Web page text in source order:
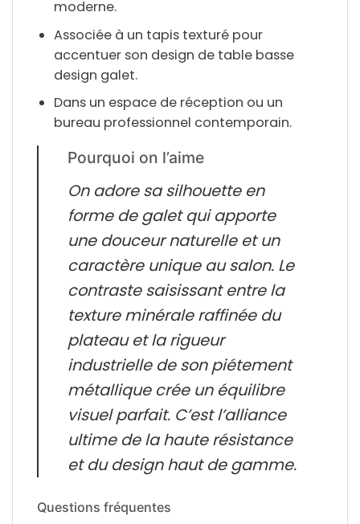
moderne.
Associée à un tapis texturé pour
accentuer son design de table basse
design galet.
Dans un espace de réception ou un
bureau professionnel contemporain.
Pourquoi on l’aime
On adore sa silhouette en
forme de galet qui apporte
une douceur naturelle et un
caractère unique au salon. Le
contraste saisissant entre la
texture minérale raffinée du
plateau et la rigueur
industrielle de son piétement
métallique crée un équilibre
visuel parfait. C’est l’alliance
ultime de la haute résistance
et du design haut de gamme.
Questions fréquentes